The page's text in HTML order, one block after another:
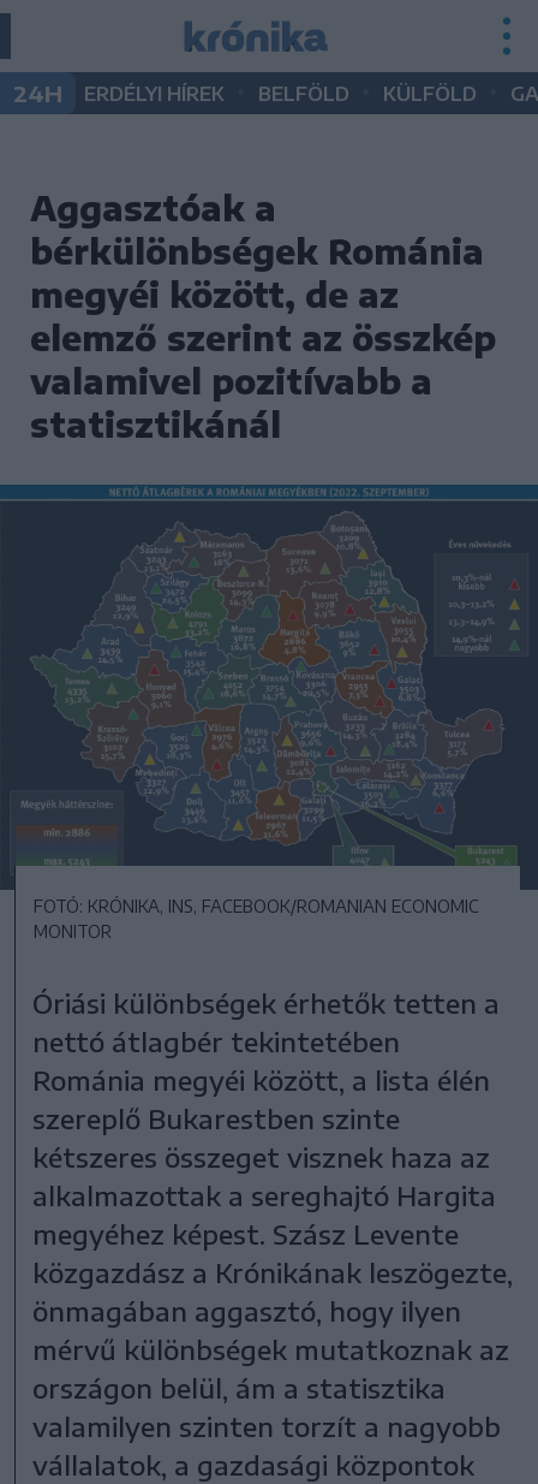
24H ERDÉLYI HÍREK BELFÖLD KÜLFÖLD
Aggasztóak a
bérkülönbségek Románia
megyéi között, de az
elemző szerint az összkép
valamivel pozitívabb a
statisztikánál
FOTÓ: KRÓNIKA, INS, FACEBOOK/ROMANIAN ECONOMIC
MONITOR
Óriási különbségek érhetők tetten a
nettó átlagbér tekintetében
Románia megyéi között, a lista élén
szereplő Bukarestben szinte
kétszeres összeget visznek haza az
alkalmazottak a sereghajtó Hargita
megyéhez képest. Szász Levente
közgazdász a Krónikának leszögezte,
önmagában aggasztó, hogy ilyen
mérvű különbségek mutatkoznak az
országon belül, ám a statisztika
valamilyen szinten torzít a nagyobb
vállalatok, a gazdasági központok